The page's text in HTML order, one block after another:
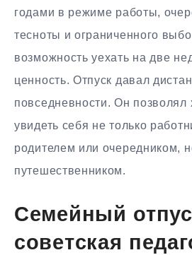
годами в режиме работы,
тесноты и ограниченного
возможность уехать на две
ценность. Отпуск давал
повседневности. Он
увидеть себя не только
родителем или очередником,
путешественником.
Семейный
советская